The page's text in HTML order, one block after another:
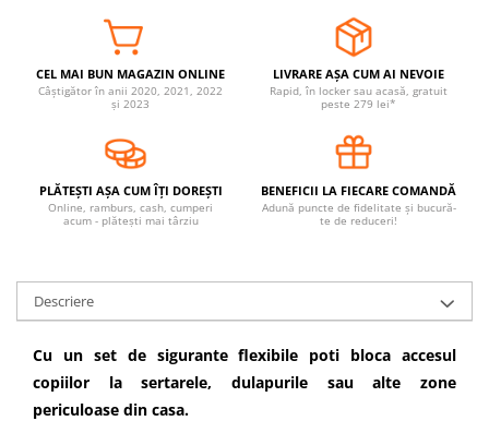
Covorase de joaca
Ingrijire adulti
Carduri Cadou
Propuneri Cadou
Resigilate
CEL MAI BUN MAGAZIN ONLINE
Câștigător în anii 2020, 2021, 2022
și 2023
LIVRARE AȘA CUM AI NEVOIE
Rapid, în locker sau acasă, gratuit
peste 279 lei*
PLĂTEȘTI AȘA CUM ÎȚI DOREȘTI
Online, ramburs, cash, cumperi
acum - plătești mai târziu
BENEFICII LA FIECARE COMANDĂ
Adună puncte de fidelitate și bucură-
te de reduceri!
Descriere
Cu un set de sigurante flexibile poti bloca accesul
copiilor la sertarele, dulapurile sau alte zone
periculoase din casa.